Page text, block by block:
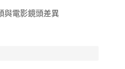
與電影鏡頭差異